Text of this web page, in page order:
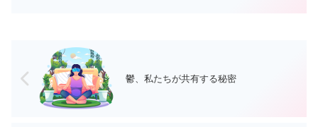
鬱、私たちが共有する秘密